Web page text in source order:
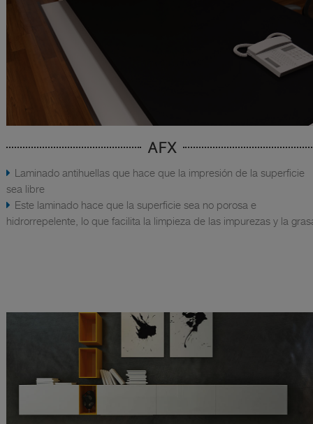
AFX
Laminado antihuellas que hace que la impresión de la superficie
sea libre
Este laminado hace que la superficie sea no porosa e
hidrorrepelente, lo que facilita la limpieza de las impurezas y la